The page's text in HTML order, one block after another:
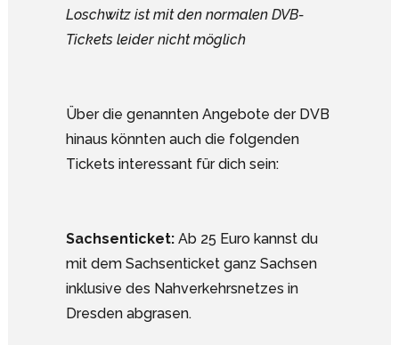
Loschwitz ist mit den normalen DVB-
Tickets leider nicht möglich
Über die genannten Angebote der DVB
hinaus könnten auch die folgenden
Tickets interessant für dich sein:
Sachsenticket: Ab 25 Euro kannst du
mit dem Sachsenticket ganz Sachsen
inklusive des Nahverkehrsnetzes in
Dresden abgrasen.